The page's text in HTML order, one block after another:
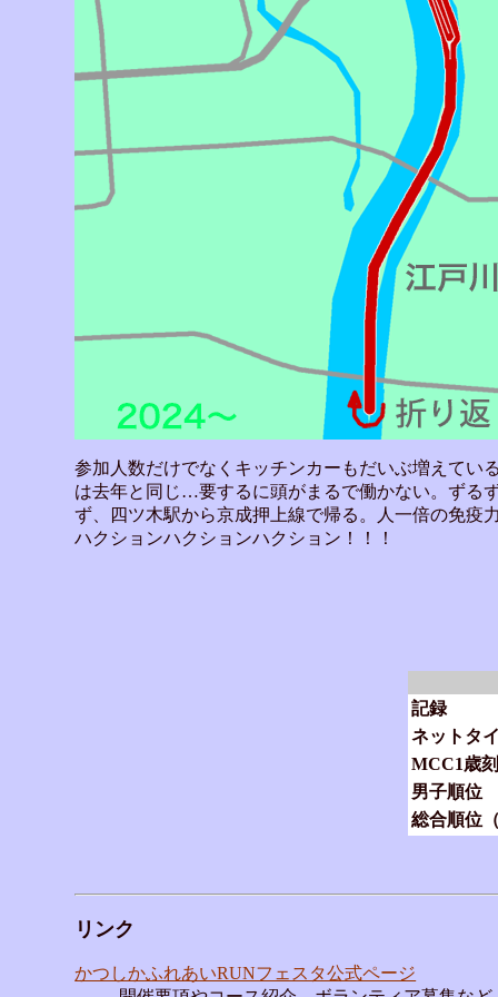
参加人数だけでなくキッチンカーもだいぶ増えてい
は去年と同じ…要するに頭がまるで働かない。ずる
ず、四ツ木駅から京成押上線で帰る。人一倍の免疫
ハクションハクションハクション！！！
記録
ネットタ
MCC1歳
男子順位
総合順位
リンク
かつしかふれあいRUNフェスタ公式ページ